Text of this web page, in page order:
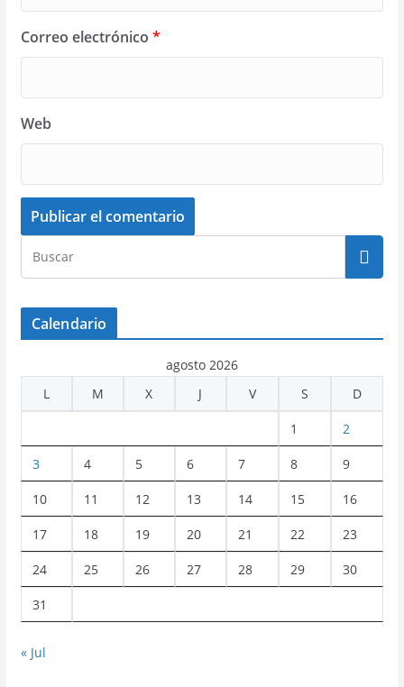
Correo electrónico *
Web
Calendario
agosto 2026
L
M X J V S D
1 2
3 4 5 6 7 8 9
10 11 12 13 14 15 16
17 18 19 20 21 22 23
24 25 26 27 28 29 30
31
« Jul